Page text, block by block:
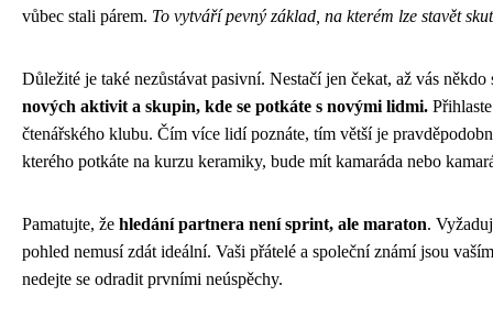
vůbec stali párem. To vytváří pevný základ, na kterém lze stavět
Důležité je také nezůstávat pasivní. Nestačí jen čekat, až vás
nových aktivit a skupin, kde se potkáte s novými lidmi.
čtenářského klubu. Čím více lidí poznáte, tím větší je
kterého potkáte na kurzu keramiky, bude mít kamaráda nebo
Pamatujte, že hledání partnera není sprint, ale maraton.
pohled nemusí zdát ideální. Vaši přátelé a společní známí jsou
nedejte se odradit prvními neúspěchy.